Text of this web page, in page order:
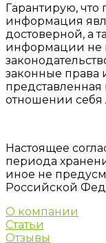
Гарантирую, что
информация
достоверной, а
информации не
законные права
отношении себя
Настоящее
периода
иное не
Российской
О компании
Статьи
Отзывы